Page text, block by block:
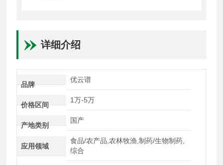
详细介绍
品牌
优云谱
价格区间
1万-5万
产地类别
国产
应用领域
食品/农产品,农林牧渔,制药/生物制药,
综合